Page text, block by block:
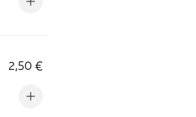
2,50 €